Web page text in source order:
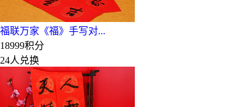
福联万家《福》手写对...
18999积分
24人兑换